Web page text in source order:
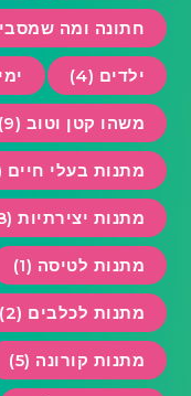
חתונה ומה
ילדים (4)
משהו קטן וטוב (9)
מתנות בעלי חיים
מתנות יצירתיות (28)
מתנות לטיסה (1)
מתנות לכלבים (2)
מתנות קורונה (5)